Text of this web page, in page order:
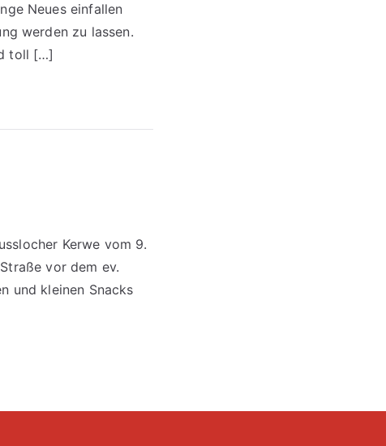
Neues einfallen
werden zu lassen.
toll […]
Kerwe vom 9.
vor dem ev.
und kleinen Snacks